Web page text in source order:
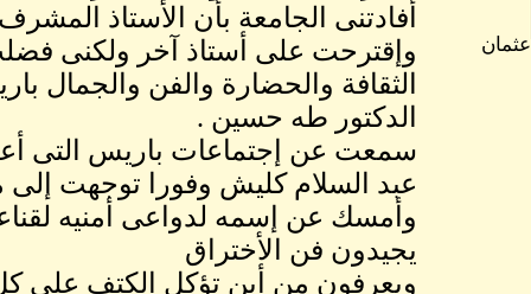
عثمان
أفادتنى الجامعة بأن الأستاذ
وإقترحت على أستاذ آخر ولكنى
الثقافة والحضارة والفن والجمال
الدكتور طه حسين .
سمعت عن إجتماعات باريس التى
عبد السلام كليش وفورا توجهت
وأمسك عن إسمه لدواعى أمنيه
يجيدون فن الأختراق
ويعرفون من أين تؤكل الكتف على